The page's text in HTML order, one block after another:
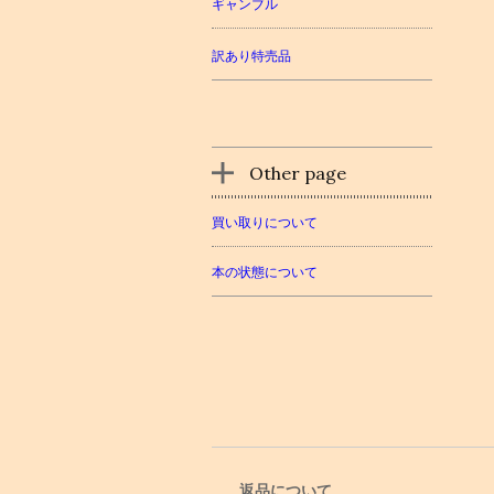
ギャンブル
訳あり特売品
Other page
買い取りについて
本の状態について